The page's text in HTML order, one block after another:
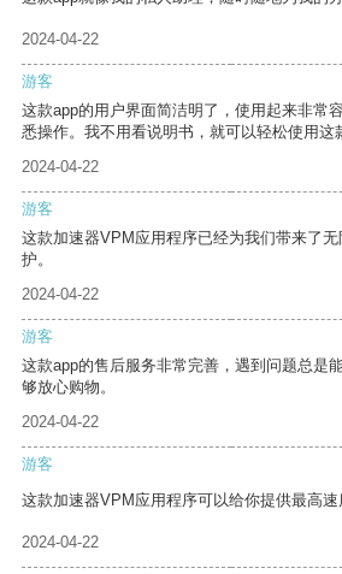
2024-04-22
游客
这款app的用户界面简洁明了，使用起来非常
悉操作。我不用看说明书，就可以轻松使用这
2024-04-22
游客
这款加速器VPM应用程序已经为我们带来了
护。
2024-04-22
游客
这款app的售后服务非常完善，遇到问题总是
够放心购物。
2024-04-22
游客
这款加速器VPM应用程序可以给你提供最高速
2024-04-22